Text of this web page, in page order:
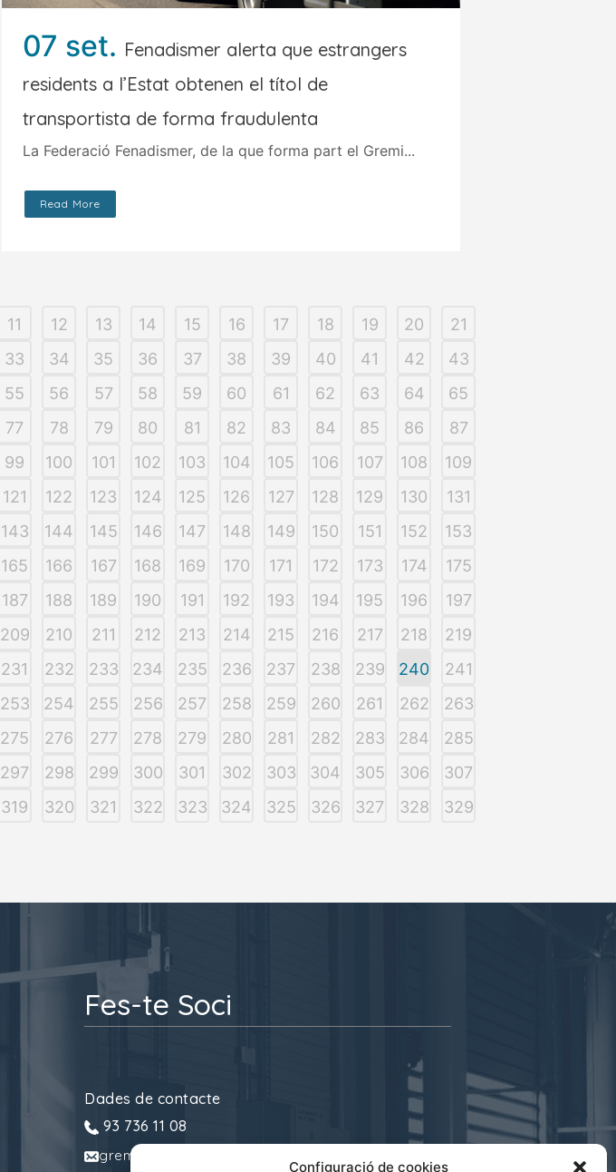
Configuració de cookies
07 set. Fenadismer alerta que estrangers
residents a l’Estat obtenen el títol de
transportista de forma fraudulenta
La Federació Fenadismer, de la que forma part el Gremi...
Read More
11 12 13 14 15 16 17 18 19 20
21
33 34 35 36 37 38 39 40 41 42
43
55 56 57 58 59 60 61 62 63 64
65
77 78 79 80 81 82 83 84 85 86
87
99 100 101 102 103 104 105 106 107 108
109
121 122 123 124 125 126 127 128 129 130
131
143 144 145 146 147 148 149 150 151 152
153
165 166 167 168 169 170 171 172 173 174
175
187 188 189 190 191 192 193 194 195 196
197
209 210 211 212 213 214 215 216 217 218
219
231 232 233 234 235 236 237 238 239 240
241
253 254 255 256 257 258 259 260 261 262
263
275 276 277 278 279 280 281 282 283 284
285
297 298 299 300 301 302 303 304 305 306
307
319 320 321 322 323 324 325 326 327 328
329
Fes-te Soci
Dades de contacte
93 736 11 08
gremitransports@cecot.org